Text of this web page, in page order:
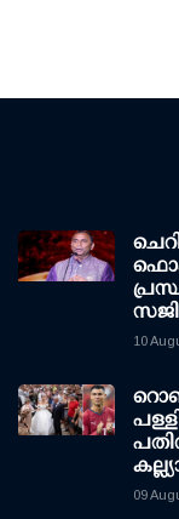
10
09